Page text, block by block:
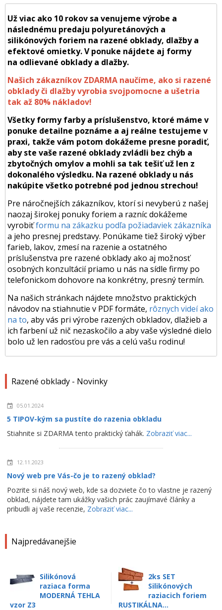
Razené obklady - Novinky
05.01.2024
5 TIPOV-kým sa pustíte do razenia obkladu
Stiahnite si ZDARMA tento praktický ťahák. Zobraziť viac...
12.11.2023
Nový web pre Vás-čo je to razený obklad?
Pozrite si náš nový web, kde sa dozviete čo to vlastne je razený
obklad, nájdete tam ukážky vašich prác zaujímavé články a
pribudli aj vaše recenzie, Zobraziť viac...
Najpredávanejšie
Silikónová
raziaca forma
MODERNÁ TEHLA
vzor Z3
2ks SET
Silikónových
raziacich foriem
RUSTIKÁLNA...
Už viac ako 10 rokov sa venujeme výrobe a
následnému predaju polyuretánových a
silikónových foriem na razené obklady, dlažby a
efektové omietky. V ponuke nájdete aj formy
na odlievané obklady a dlažby.
Našich zákazníkov ZDARMA naučíme, ako si razené
obklady či dlažby vyrobia svojpomocne a ušetria
tak až 80% nákladov!
Všetky formy farby a príslušenstvo, ktoré máme v
ponuke detailne poznáme a aj reálne testujeme v
praxi, takže vám potom dokážeme presne poradiť,
aby ste vaše razené obklady zvládli bez chýb a
zbytočných omylov a mohli sa tak tešiť už len z
dokonalého výsledku. Na razené obklady u nás
nakúpite všetko potrebné pod jednou strechou!
Pre náročnejších zákazníkov, ktorí si nevyberú z našej
naozaj širokej ponuky foriem a razníc dokážeme
vyrobiťformu na zákazku podľa požiadaviek zákazníka
a jeho presnej predstavy. Ponúkame tiež široký výber
farieb, lakov, zmesí na razenie a ostatného
príslušenstva pre razené obklady ako aj možnosť
osobných konzultácií priamo u nás na sídle firmy po
telefonickom dohovore na konkrétny, presný termín.
Na našich stránkach nájdete množstvo praktických
návodov na stiahnutie v PDF formáte, rôznych videí ako
na to, aby vás pri výrobe razených obkladov, dlažieb a
ich farbení už nič nezaskočilo a aby vaše výsledné dielo
bolo už len radosťou pre vás a celú vašu rodinu!